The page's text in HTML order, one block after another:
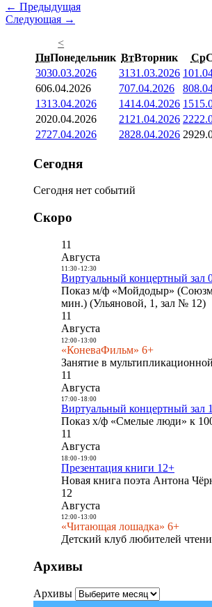
← Предыдущая
Следующая →
<
ПнПонедельник ВтВторник Ср
3030.03.2026 3131.03.2026 1
606.04.2026 707.04.2026 8
1313.04.2026 1414.04.2026 15
2020.04.2026 21 21.04.2026 22
2727.04.2026 2828.04.2026 29
Сегодня
Сегодня нет событий
Скоро
11
Августа
11:30- 12:30
Виртуальный концертный зал
Показ м/ф «Мойдодыр»
мин.) (Ульяновой, 1, зал № 12)
11
Августа
12:00- 13:00
«КоневаФильм» 6+
Занятие в
11
Августа
17:00- 18:00
Виртуальный концертный зал
Показ х/ф «Смелые люди» к
11
Августа
18:00- 19:00
Презентация книги 12+
Новая книга поэта Антона
12
Августа
12:00- 13:00
«Читающая лошадка» 6+
Детский клуб любителей
Архивы
Архивы